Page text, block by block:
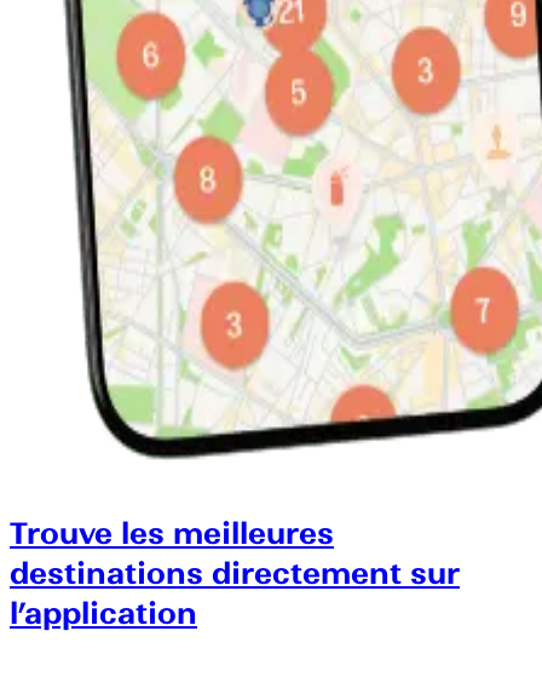
Trouve les meilleures
destinations directement sur
l’application